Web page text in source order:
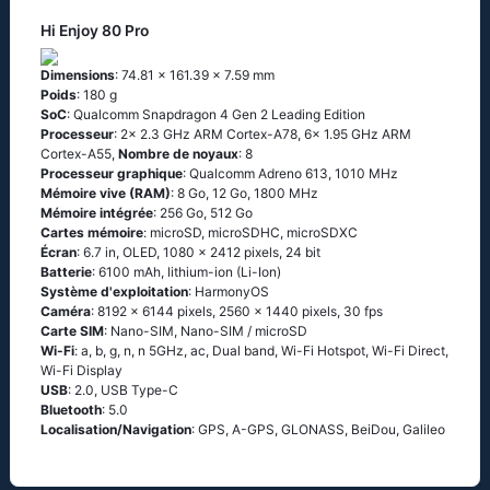
Hi Enjoy 80 Pro
Dimensions: 74.81 x 161.39 x 7.59 mm
Poids: 180 g
SoC: Qualcomm Snapdragon 4 Gen 2 Leading Edition
Processeur: 2x 2.3 GHz ARM Cortex-A78, 6x 1.95 GHz ARM
Cortex-A55, Nombre de noyaux: 8
Processeur graphique: Qualcomm Adreno 613, 1010 MHz
Mémoire vive (RAM): 8 Go, 12 Go, 1800 MHz
Mémoire intégrée: 256 Go, 512 Go
Cartes mémoire: microSD, microSDHC, microSDXC
Écran: 6.7 in, OLED, 1080 x 2412 pixels, 24 bit
Batterie: 6100 mAh, lithium-ion (Li-Ion)
Système d'exploitation: HarmonyOS
Caméra: 8192 x 6144 pixels, 2560 x 1440 pixels, 30 fps
Carte SIM: Nano-SIM, Nano-SIM / microSD
Wi-Fi: a, b, g, n, n 5GHz, ac, Dual band, Wi-Fi Hotspot, Wi-Fi Direct,
Wi-Fi Display
USB: 2.0, USB Type-C
Bluetooth: 5.0
Localisation/Navigation: GPS, A-GPS, GLONASS, BeiDou, Galileo